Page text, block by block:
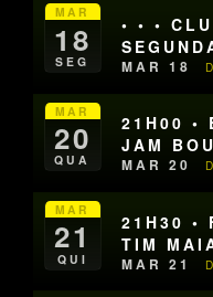
MAR
18
SEG
• • •
MAR 18
MAR
20
QUA
21H00 •
JAM
MAR 20
MAR
21
QUI
21H30 •
TIM
MAR 21